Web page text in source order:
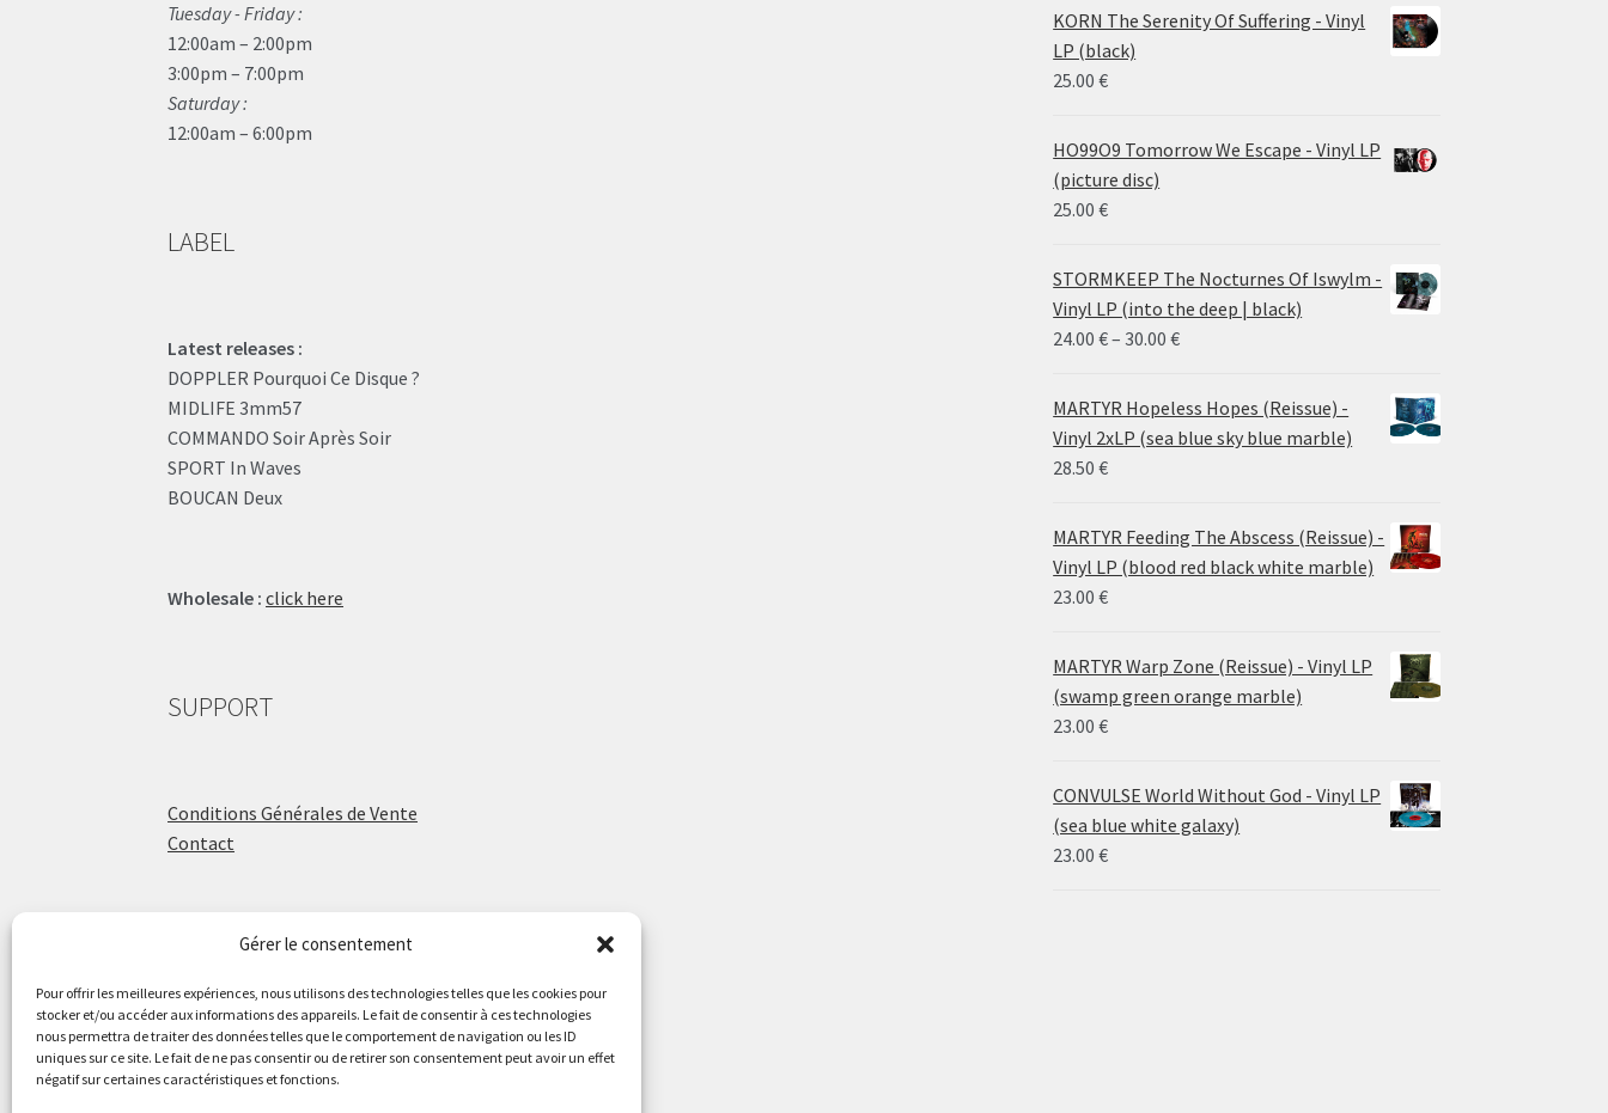
Gérer le consentement
Pour offrir les meilleures expériences, nous utilisons des technologies telles que les cookies pour
stocker et/ou accéder aux informations des appareils. Le fait de consentir à ces technologies
nous permettra de traiter des données telles que le comportement de navigation ou les ID
uniques sur ce site. Le fait de ne pas consentir ou de retirer son consentement peut avoir un effet
négatif sur certaines caractéristiques et fonctions.
Tuesday - Friday :
12:00am – 2:00pm
3:00pm – 7:00pm
Saturday :
12:00am – 6:00pm
LABEL
Latest releases :
DOPPLER Pourquoi Ce Disque ?
MIDLIFE 3mm57
COMMANDO Soir Après Soir
SPORT In Waves
BOUCAN Deux
Wholesale : click here
SUPPORT
Conditions Générales de Vente
Contact
ÉCOLE DE BATTERIE
Raphaël Aboulker
raphaelaboulker.com
KORN The Serenity Of Suffering - Vinyl
LP (black)
25.00€
HO99O9 Tomorrow We Escape - Vinyl LP
(picture disc)
25.00€
STORMKEEP The Nocturnes Of Iswylm -
Vinyl LP (into the deep | black)
24.00€– 30.00€Price
24.00 €
through
MARTYR Hopeless Hopes (Reissue) -
Vinyl 2xLP (sea blue sky blue marble)
28.50€
MARTYR Feeding The Abscess (Reissue) -
Vinyl LP (blood red black white marble)
23.00€
MARTYR Warp Zone (Reissue) - Vinyl LP
(swamp green orange marble)
23.00€
CONVULSE World Without God - Vinyl LP
(sea blue white galaxy)
23.00€